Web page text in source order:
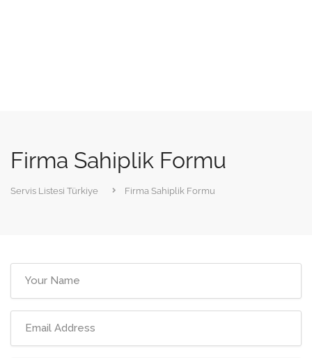
Firma Sahiplik Formu
Servis Listesi Türkiye Firma Sahiplik Formu